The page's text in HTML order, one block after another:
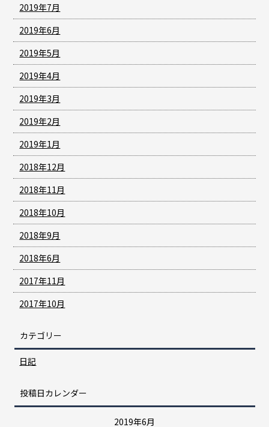
2019年7月
2019年6月
2019年5月
2019年4月
2019年3月
2019年2月
2019年1月
2018年12月
2018年11月
2018年10月
2018年9月
2018年6月
2017年11月
2017年10月
カテゴリー
日記
投稿日カレンダー
2019年6月